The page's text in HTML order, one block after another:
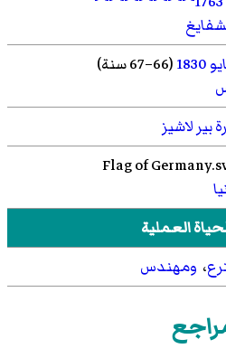
1830(66–67 سنة)
بير لاشيز
العملية
، ومهندس